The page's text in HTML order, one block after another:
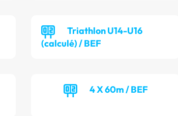
Triathlon U14-U16
(calculé) / BEF
4 X 60m / BEF